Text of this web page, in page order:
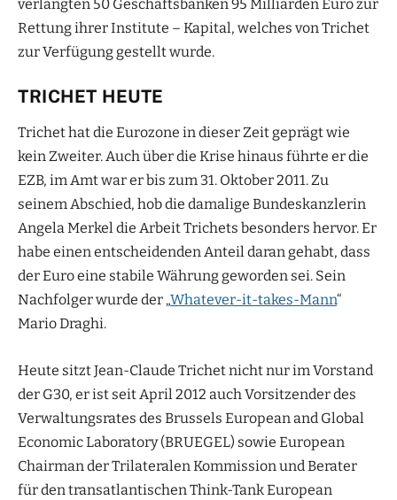
verlangten 50 Geschäftsbanken 95 Milliarden Euro zur
Rettung ihrer Institute – Kapital, welches von Trichet
zur Verfügung gestellt wurde.
TRICHET HEUTE
Trichet hat die Eurozone in dieser Zeit geprägt wie
kein Zweiter. Auch über die Krise hinaus führte er die
EZB, im Amt war er bis zum 31. Oktober 2011. Zu
seinem Abschied, hob die damalige Bundeskanzlerin
Angela Merkel die Arbeit Trichets besonders hervor. Er
habe einen entscheidenden Anteil daran gehabt, dass
der Euro eine stabile Währung geworden sei. Sein
Nachfolger wurde der „Whatever-it-takes-Mann“
Mario Draghi.
Heute sitzt Jean-Claude Trichet nicht nur im Vorstand
der G30, er ist seit April 2012 auch Vorsitzender des
Verwaltungsrates des Brussels European and Global
Economic Laboratory (BRUEGEL) sowie European
Chairman der Trilateralen Kommission und Berater
für den transatlantischen Think-Tank European